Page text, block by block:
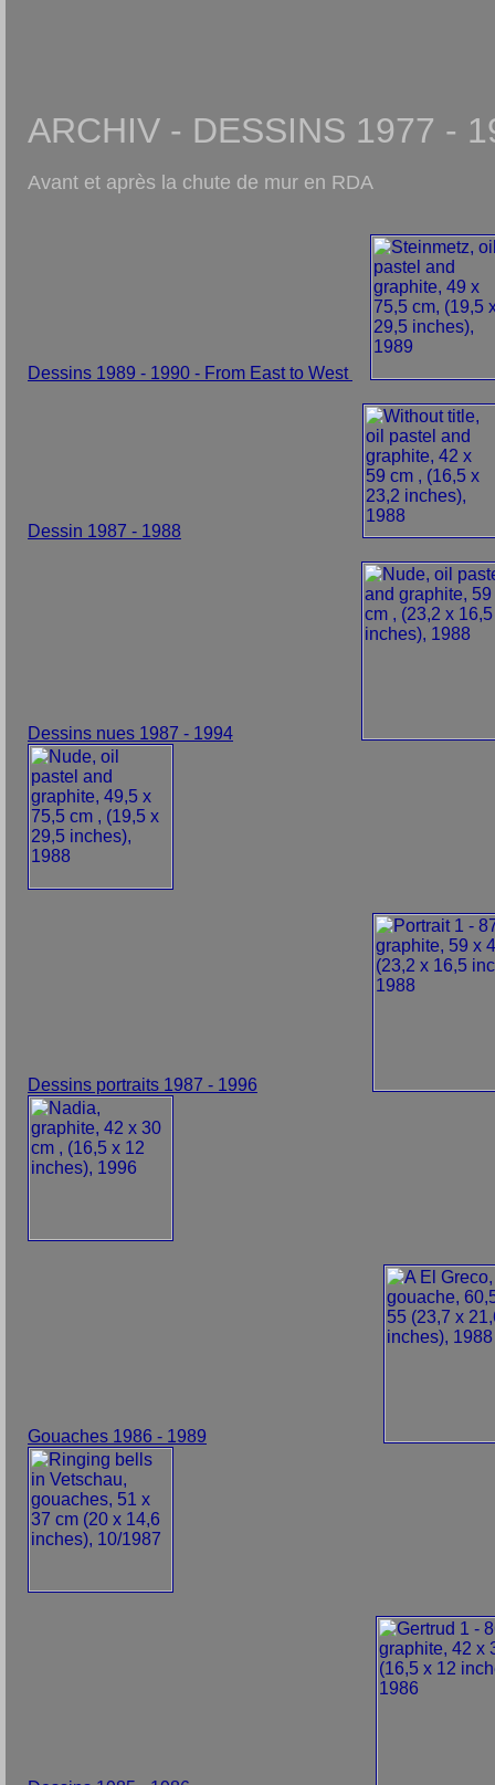
ARCHIV - DESSINS 1977 -
Avant et après la chute de mur en RDA
Dessins 1989 - 1990 - From East to West
Dessin 1987 - 1988
Dessins nues 1987 - 1994
Dessins portraits 1987 - 1996
Gouaches 1986 - 1989